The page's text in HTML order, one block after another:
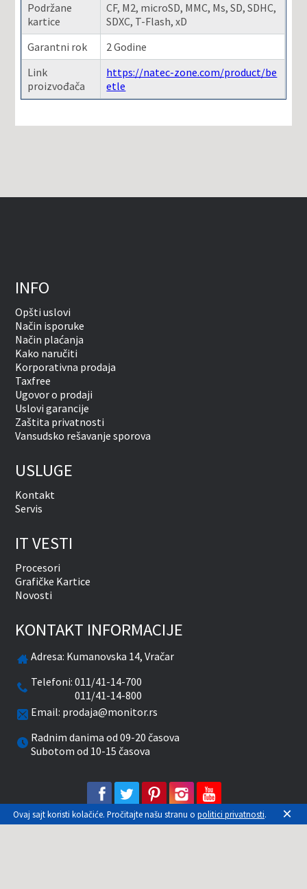
Podržane
kartice
CF, M2, microSD, MMC, Ms, SD, SDHC,
SDXC, T-Flash, xD
Garantni rok
2 Godine
Link
proizvođača
https://natec-zone.com/product/be
etle
INFO
Opšti uslovi
Način isporuke
Način plaćanja
Kako naručiti
Korporativna prodaja
Taxfree
Ugovor o prodaji
Uslovi garancije
Zaštita privatnosti
Vansudsko rešavanje sporova
USLUGE
Kontakt
Servis
IT VESTI
Procesori
Grafičke Kartice
Novosti
KONTAKT INFORMACIJE
Adresa: Kumanovska 14, Vračar
Telefoni:011/41-14-700
011/41-14-800
Email: prodaja@monitor.rs
Radnim danima od 09-20 časova
Subotom od 10-15 časova
facebook
twitterpinterestinstagramyoutube
Prikazane cene su sa uračunatim PDV-om. Plaćanje
Ovaj sajt koristi kolačiće. Pročitajte našu stranu o politici privatnosti. ×